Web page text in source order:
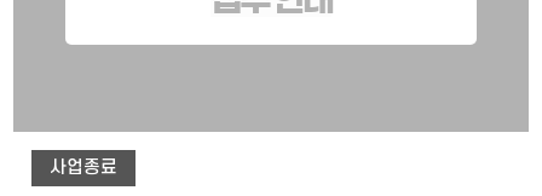
사업종료